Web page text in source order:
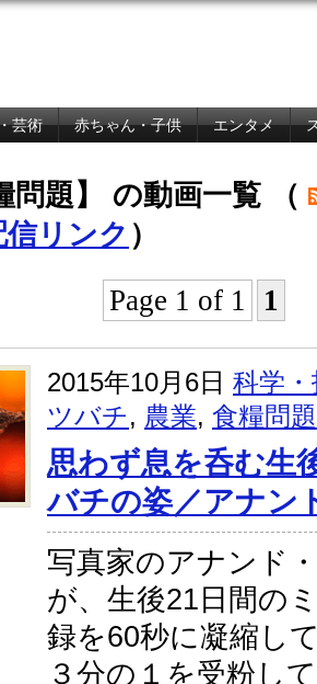
芸術 赤ちゃん・子供 エンタメ
問題】 の動画一覧 （
リンク ）
Page 1 of 1
1
2015年10月6日 科学
ツバチ, 農業, 食糧問題
思わず息を呑む生
バチの姿／アナン
写真家のアナンド
が、生後21日間の
録を60秒に凝縮し
３分の１を受粉し